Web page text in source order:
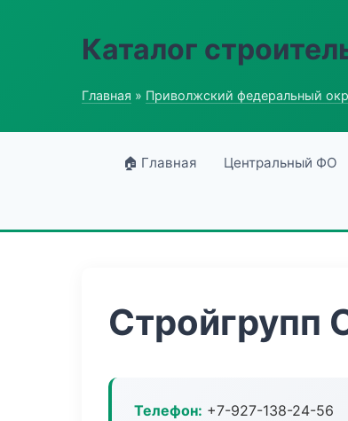
Каталог
Главная » Приволжский федеральный
🏠 Главная Центральный ФО
Стройгрупп
Телефон: +7-927-138-24-56